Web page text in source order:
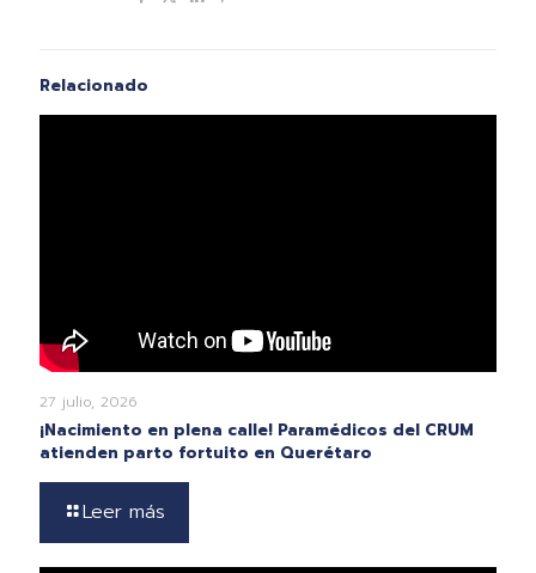
Relacionado
27 julio, 2026
¡Nacimiento en plena calle! Paramédicos del CRUM
atienden parto fortuito en Querétaro
Leer más